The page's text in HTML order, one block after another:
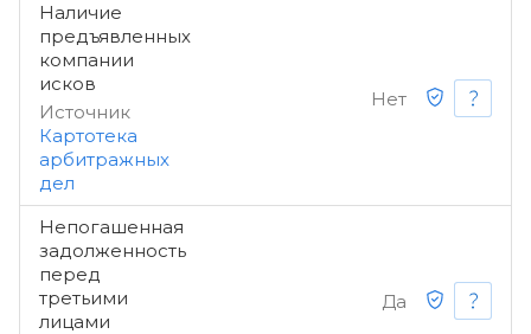
Наличие
предъявленных
компании
исков
Источник
Картотека
арбитражных
дел
Нет
Непогашенная
задолженность
перед
третьими
лицами
Да